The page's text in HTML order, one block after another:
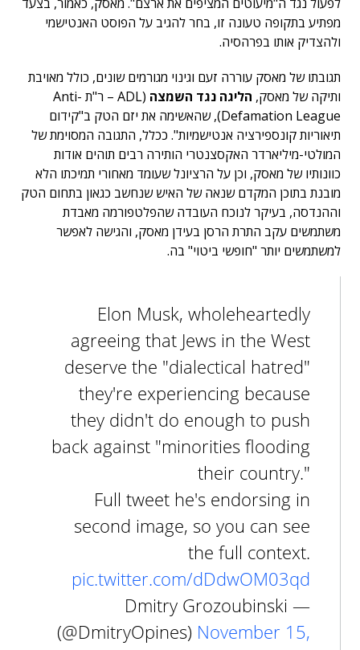
מפתיע בתקופה טעונה זו, בחר להגיב על הפוסט האנטישמי
ולהצדיק אותו בפרהסיה.
תגובתו של מאסק עוררה זעם וגינוי מגורמים שונים, כולל מאויבת
ותיקה של מאסק, הליגה נגד השמצה
(ADL – ר"ת Anti-
Defamation League), שהאשימה את יזם הטק ב"קידום
תיאוריות קונספירציה אנטישמיות". ככלל, התגובה המסוימת של
המולטי-מיליארדר האקסצנטרי הותירה רבים תוהים אודות
כוונותיו של מאסק, וכן על הרציונל שעומד מאחורי תמיכתו הלא
מובנת בתוכן המקדם שנאה של האיש שנחשב כגאון בתחום הטק
וההנדסה, בעיקר לנוכח העובדה שהפלטפורמה מאבדת
משתמשים עקב התרת הרסן בעידן מאסק, והגישה לאפשר
למשתמשים יותר "חופשי ביטוי" בה.
Elon Musk, wholeheartedly
agreeing that Jews in the West
deserve the "dialectical hatred"
they're experiencing because
they didn't do enough to push
back against "minorities flooding
their country."
Full tweet he's endorsing in
second image, so you can see
the full context.
pic.twitter.com/dDdwOM03qd
— Dmitry Grozoubinski
(@DmitryOpines) November 15,